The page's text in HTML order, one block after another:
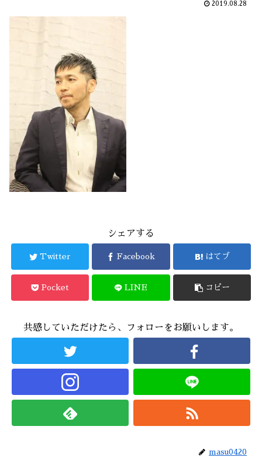
2019.08.28
シェアする
Twitter Facebook はてブ
Pocket LINE コピー
共感していただけたら、フォローをお願いします。
masu0420